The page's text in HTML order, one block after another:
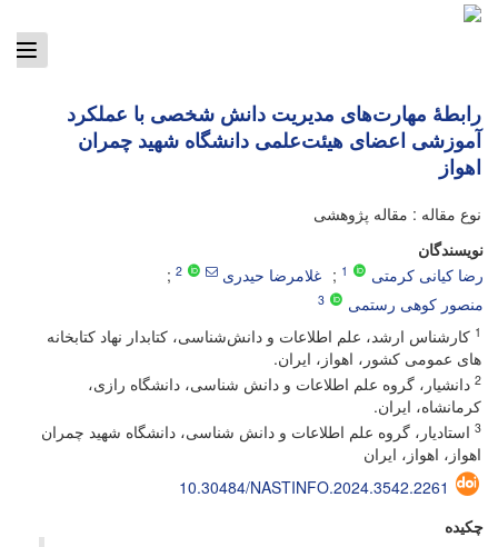
رابطۀ مهارت‌های مدیریت دانش شخصی با عملکرد
آموزشی اعضای هیئت‌علمی دانشگاه شهید چمران
اهواز
نوع مقاله : مقاله پژوهشی
نویسندگان
رضا کیانی کرمتی
1 غلامرضا حیدری 2
منصور کوهی رستمی
3
1 کارشناس ارشد، علم اطلاعات و دانش‌شناسی، کتابدار نهاد کتابخانه
های عمومی کشور، اهواز، ایران.
2 دانشیار، گروه علم اطلاعات و دانش شناسی، دانشگاه رازی،
کرمانشاه، ایران.
3 استادیار، گروه علم اطلاعات و دانش شناسی، دانشگاه شهید چمران
اهواز، اهواز، ایران
10.30484/NASTINFO.2024.3542.2261
چکیده